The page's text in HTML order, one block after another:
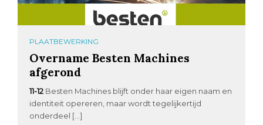
PLAATBEWERKING
Overname Besten Machines
afgerond
11-12 Besten Machines blijft onder haar eigen naam en
identiteit opereren, maar wordt tegelijkertijd
onderdeel […]